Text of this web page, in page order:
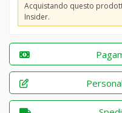
Acquistando questo
Insider.